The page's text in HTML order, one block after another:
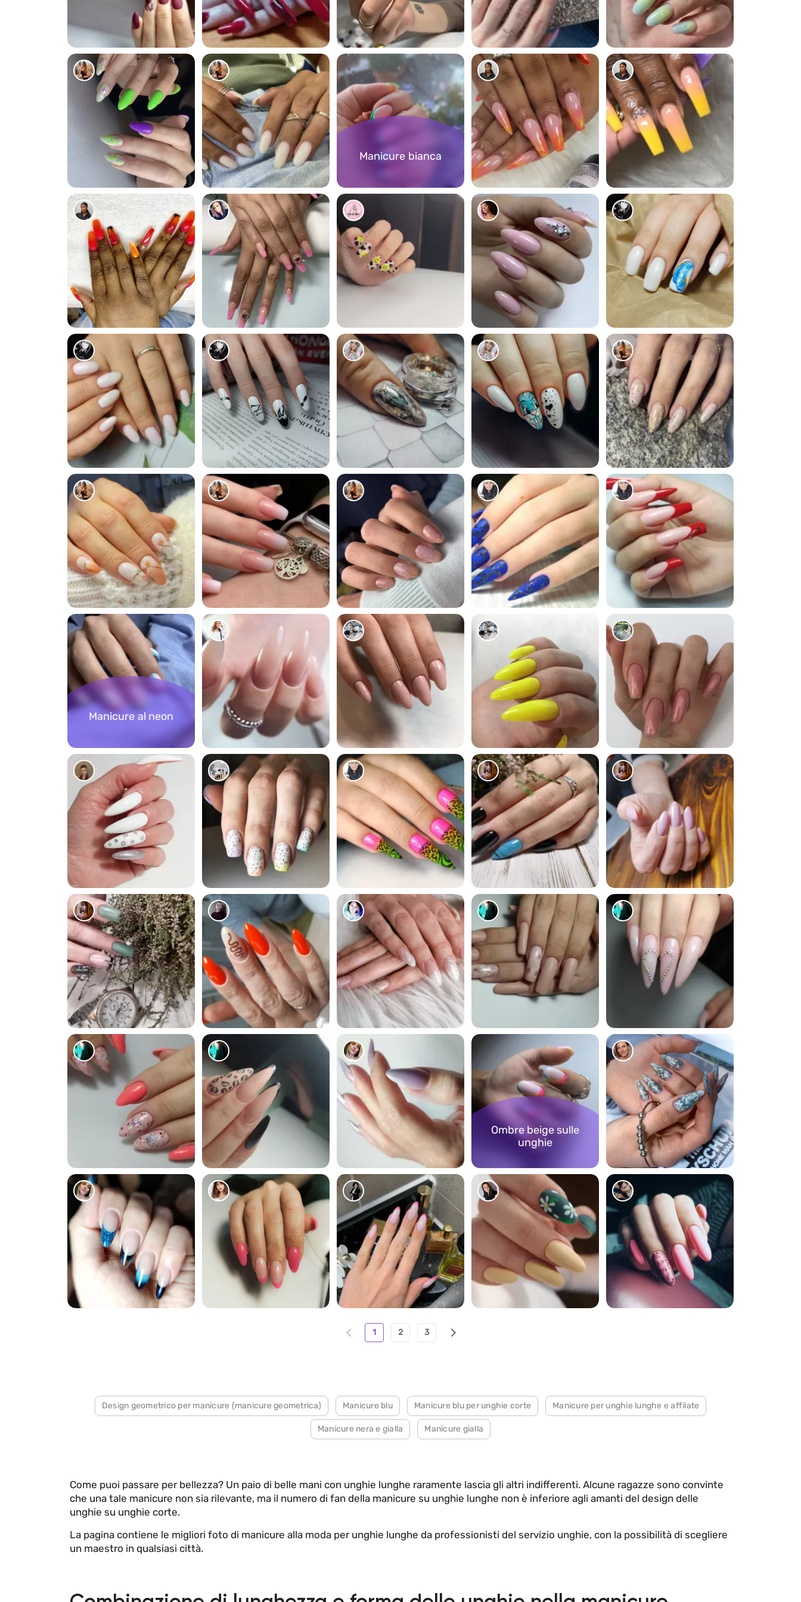
3 1 2 5378 5697
4880
Manicure bianca
5847 5933
5472 5339 7545
2077 1740 757 1841
1450 1268 1105 739
Manicure al neon
1361 1274
1153 628 694 923
329 571 1418
67
Ombre beige sulle
unghie
153
202 273
1 2 3
Design geometrico per manicure (manicure geometrica) Manicure blu Manicure blu per unghie corte Manicure per unghie lunghe e affilate
Manicure nera e gialla Manicure gialla
Come puoi passare per bellezza? Un paio di belle mani con unghie lunghe raramente lascia gli altri indifferenti. Alcune ragazze sono convinte
che una tale manicure non sia rilevante, ma il numero di fan della manicure su unghie lunghe non è inferiore agli amanti del design delle
unghie su unghie corte.
La pagina contiene le migliori foto di manicure alla moda per unghie lunghe da professionisti del servizio unghie, con la possibilità di scegliere
un maestro in qualsiasi città.